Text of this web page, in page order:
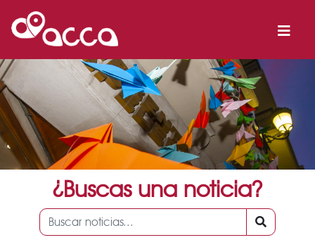
¿Buscas una noticia?